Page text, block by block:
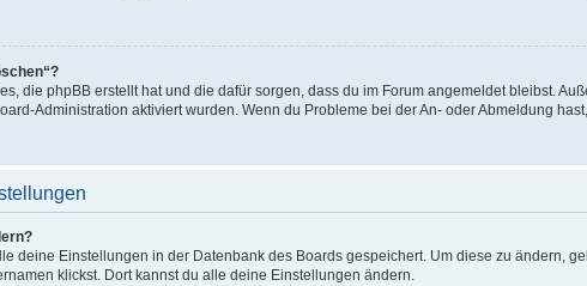
die phpBB erstellt hat und die dafür sorgen, dass du im Forum angemeldet bleibst.
Administration aktiviert wurden. Wenn du Probleme bei der An- oder Abmeldung
deine Einstellungen in der Datenbank des Boards gespeichert. Um diese zu ändern,
klickst. Dort kannst du alle deine Einstellungen ändern.